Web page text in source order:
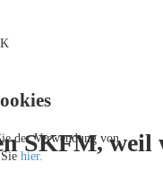
SKFM, weil
der Verwendung von
hier.